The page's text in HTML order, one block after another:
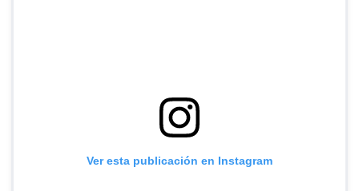
Ver esta publicación en Instagram